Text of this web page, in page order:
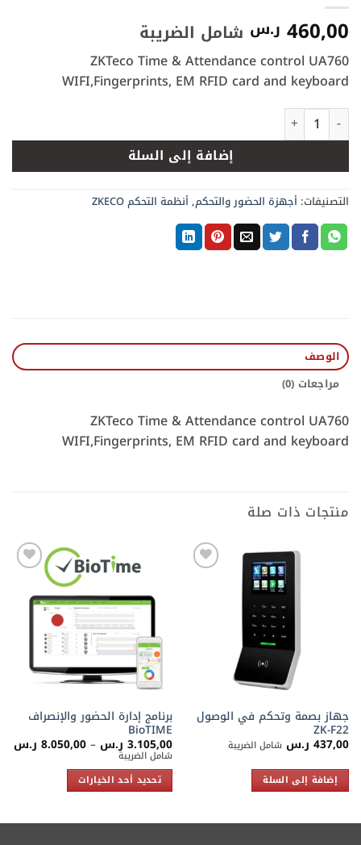
460,00 ر.س شامل الضريبة
ZKTeco Time & Attendance control UA760
WIFI,Fingerprints, EM RFID card and keyboard
كمية جهاز بصمة وتحكم في الوصول ZK-UA760
إضافة إلى السلة
التصنيفات: أجهزة الحضور والتحكم,أنظمة التحكم ZKECO
الوصف
مراجعات (0)
ZKTeco Time & Attendance control UA760
WIFI,Fingerprints, EM RFID card and keyboard
منتجات ذات صلة
جهاز بصمة وتحكم في الوصول
ZK-F22
437,00 ر.س شامل الضريبة
إضافة إلى السلة
wishlist
برنامج إدارة الحضور والإنصراف
BioTIME
3.105,00 ر.س –
8.050,00 ر.س
شامل الضريبة
تحديد أحد الخيارات